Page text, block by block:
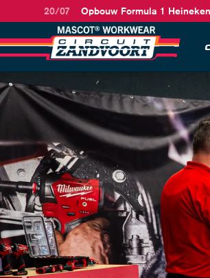
20/07 Opbouw Formula 1